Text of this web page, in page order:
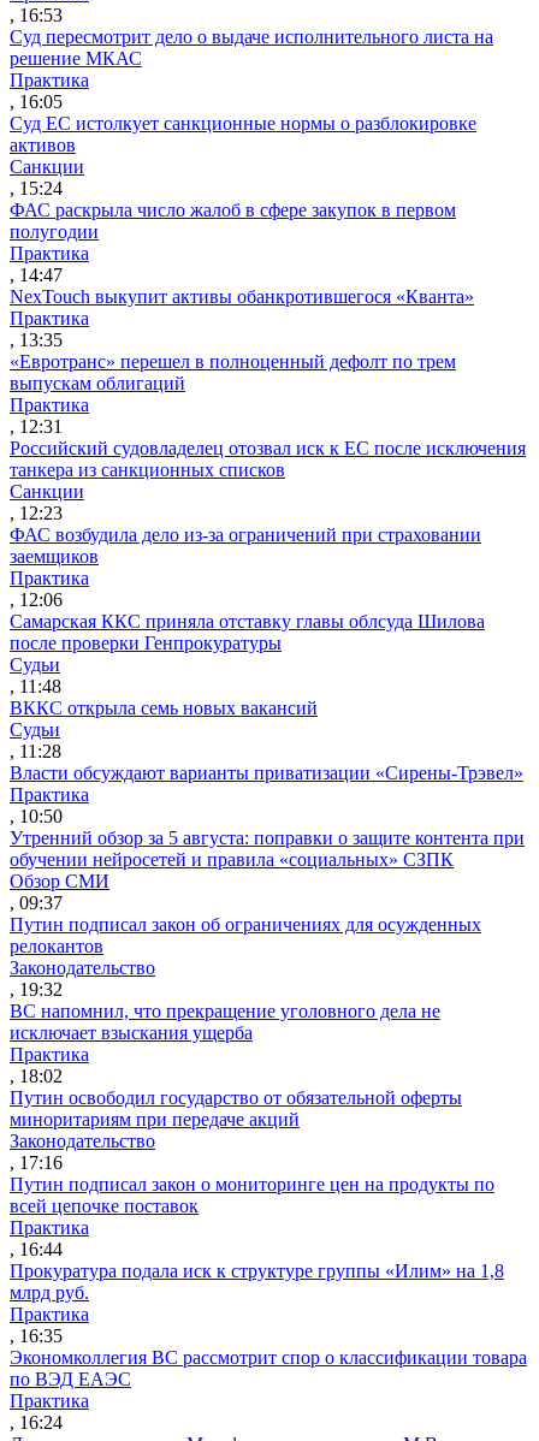
, 16:53
Суд пересмотрит дело о выдаче исполнительного листа на
решение МКАС
Практика
, 16:05
Суд ЕС истолкует санкционные нормы о разблокировке
активов
Санкции
, 15:24
ФАС раскрыла число жалоб в сфере закупок в первом
полугодии
Практика
, 14:47
NexTouch выкупит активы обанкротившегося «Кванта»
Практика
, 13:35
«Евротранс» перешел в полноценный дефолт по трем
выпускам облигаций
Практика
, 12:31
Российский судовладелец отозвал иск к ЕС после исключения
танкера из санкционных списков
Санкции
, 12:23
ФАС возбудила дело из-за ограничений при страховании
заемщиков
Практика
, 12:06
Самарская ККС приняла отставку главы облсуда Шилова
после проверки Генпрокуратуры
Судьи
, 11:48
ВККС открыла семь новых вакансий
Судьи
, 11:28
Власти обсуждают варианты приватизации «Сирены-Трэвел»
Практика
, 10:50
Утренний обзор за 5 августа: поправки о защите контента при
обучении нейросетей и правила «социальных» СЗПК
Обзор СМИ
, 09:37
Путин подписал закон об ограничениях для осужденных
релокантов
Законодательство
, 19:32
ВС напомнил, что прекращение уголовного дела не
исключает взыскания ущерба
Практика
, 18:02
Путин освободил государство от обязательной оферты
миноритариям при передаче акций
Законодательство
, 17:16
Путин подписал закон о мониторинге цен на продукты по
всей цепочке поставок
Практика
, 16:44
Прокуратура подала иск к структуре группы «Илим» на 1,8
млрд руб.
Практика
, 16:35
Экономколлегия ВС рассмотрит спор о классификации товара
по ВЭД ЕАЭС
Практика
, 16:24